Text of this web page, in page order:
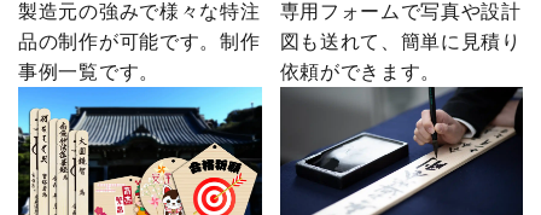
製造元の強みで様々な特注
品の制作が可能です。制作
事例一覧です。
専用フォームで写真や設計
図も送れて、簡単に見積り
依頼ができます。